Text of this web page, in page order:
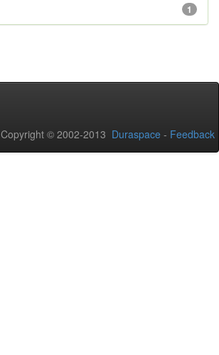
1
Copyright © 2002-2013 Duraspace - Feedback